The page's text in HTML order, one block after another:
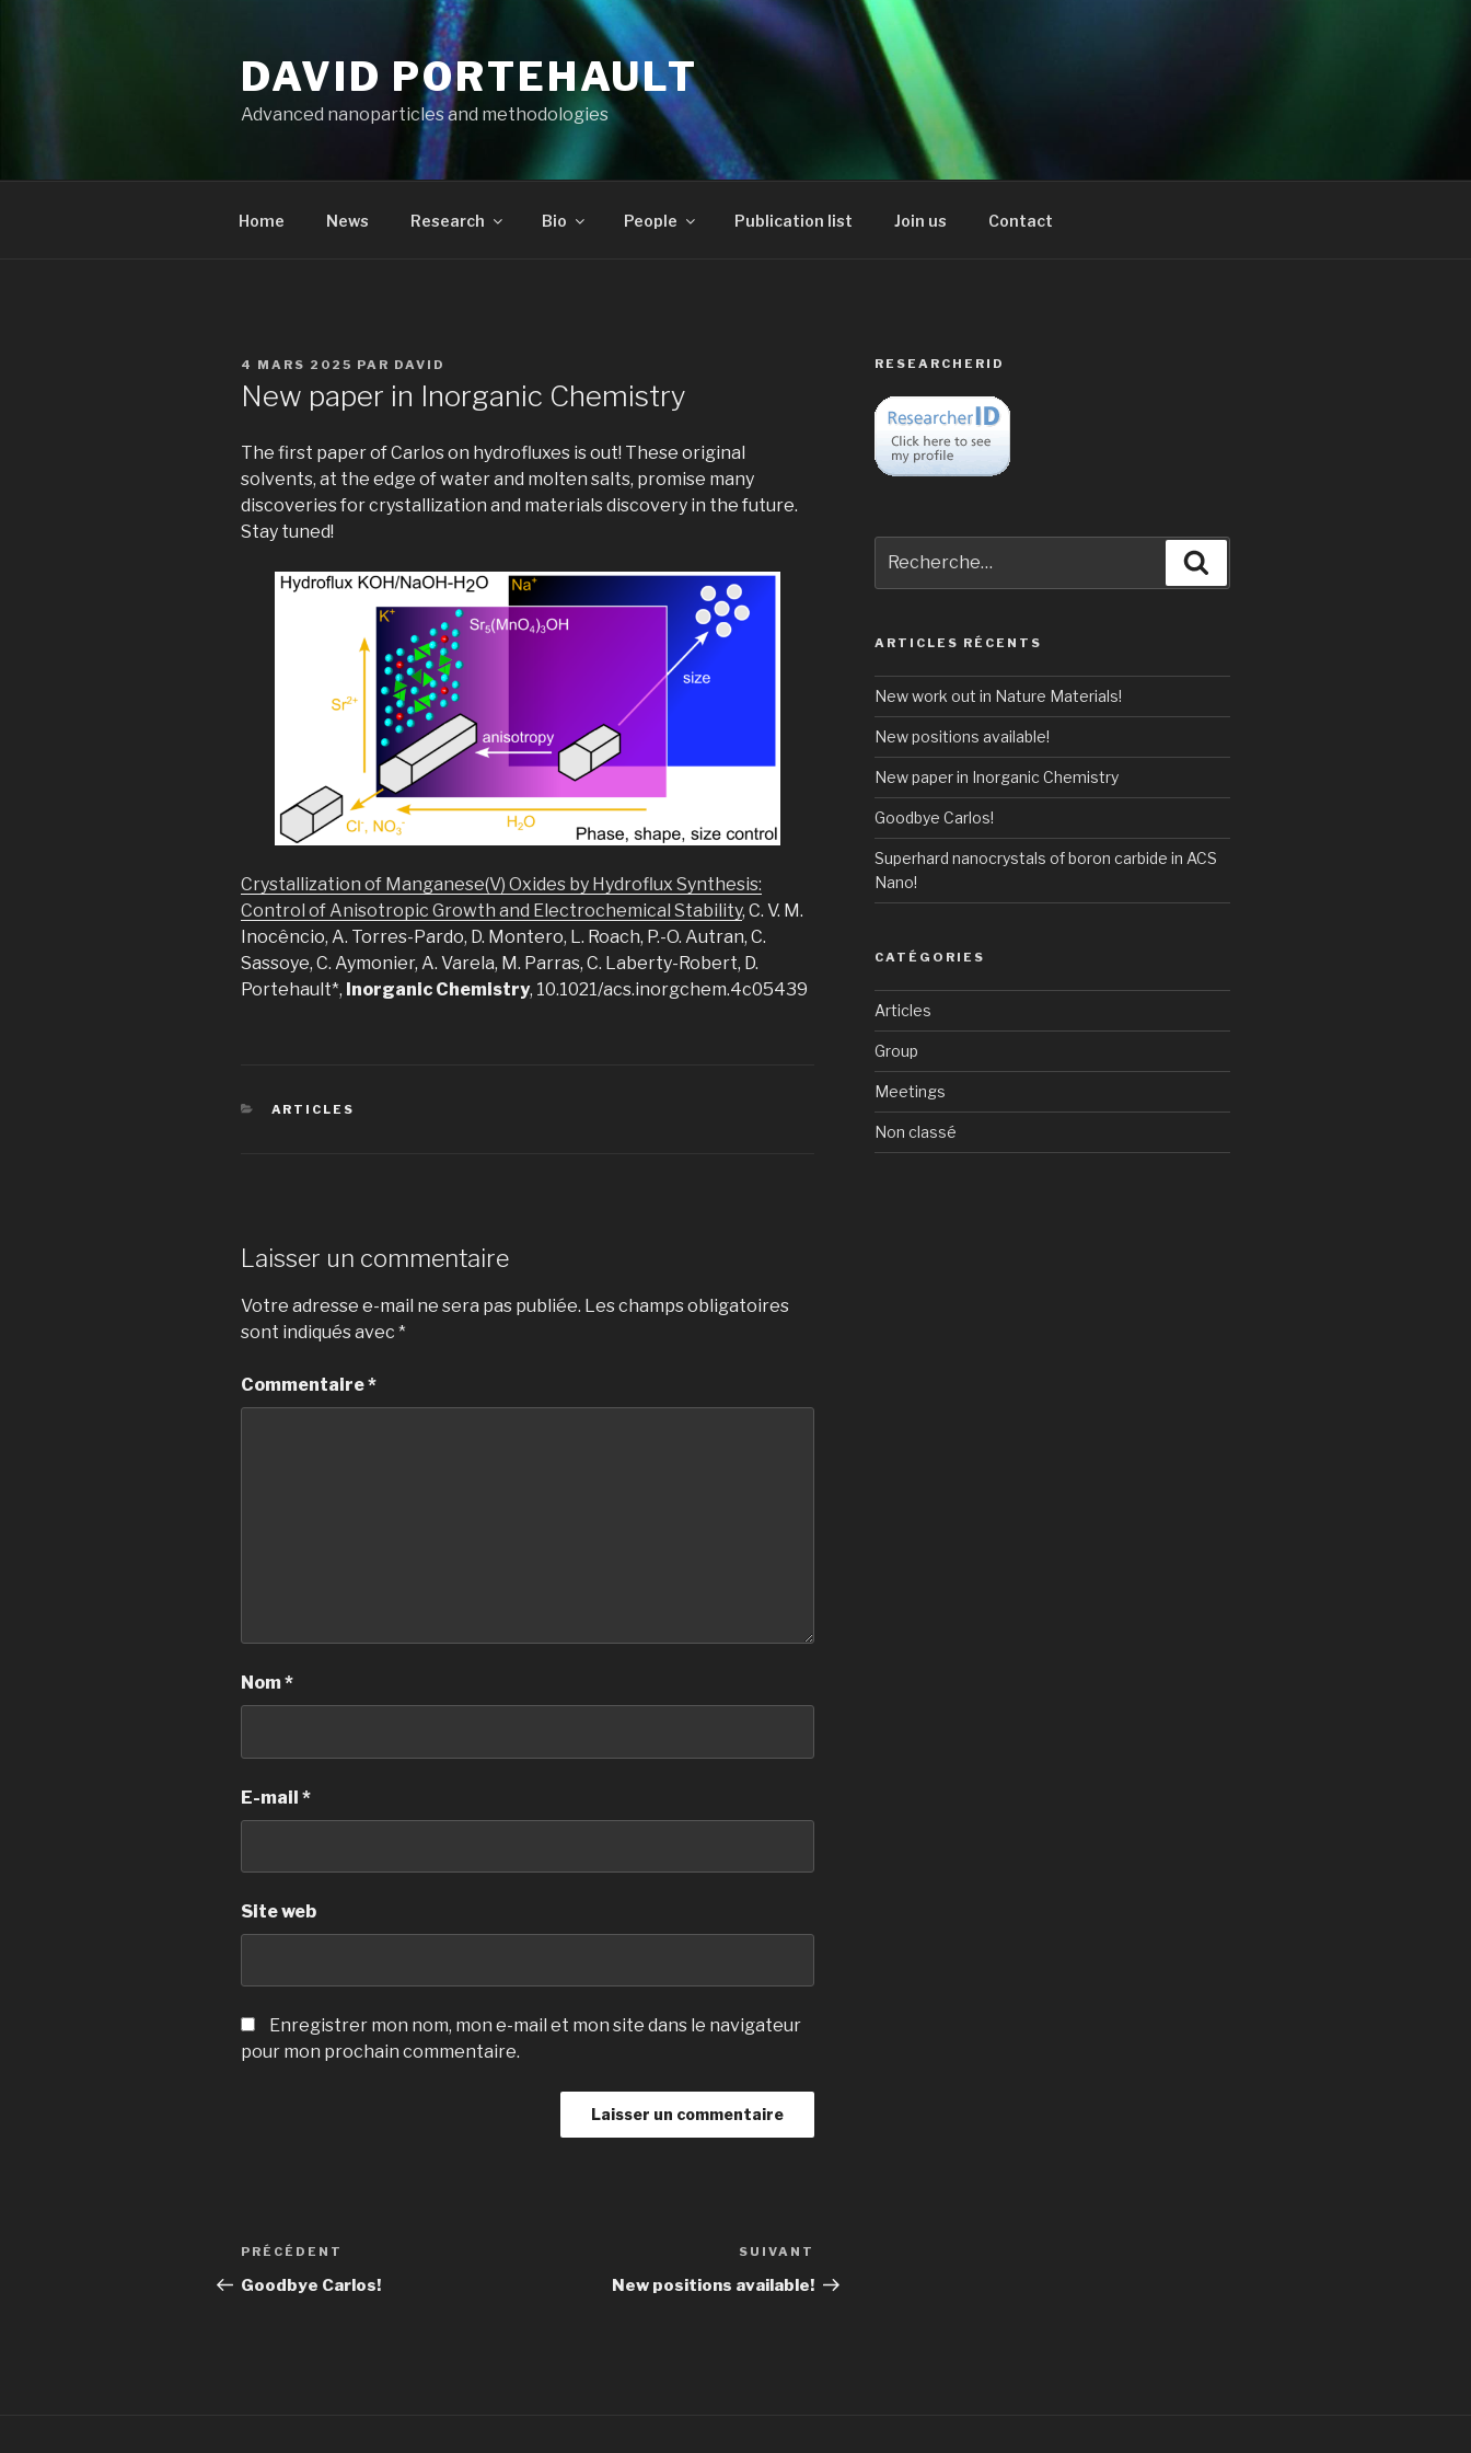
DAVID PORTEHAULT
Advanced nanoparticles and methodologies
Home News Research Bio People Publication list Join us Contact
PUBLIÉ
4 MARS 2025 PAR DAVID
New paper in Inorganic Chemistry
The first paper of Carlos on hydrofluxes is out! These original
solvents, at the edge of water and molten salts, promise many
discoveries for crystallization and materials discovery in the future.
Stay tuned!
Crystallization of Manganese(V) Oxides by Hydroflux Synthesis:
Control of Anisotropic Growth and Electrochemical Stability, C. V. M.
Inocêncio, A. Torres-Pardo, D. Montero, L. Roach, P.-O. Autran, C.
Sassoye, C. Aymonier, A. Varela, M. Parras, C. Laberty-Robert, D.
Portehault*, Inorganic Chemistry, 10.1021/acs.inorgchem.4c05439
CATÉGORIES
ARTICLES
Laisser un commentaire
Votre adresse e-mail ne sera pas publiée. Les champs obligatoires
sont indiqués avec *
Commentaire*
Nom*
E-mail *
Site web
Enregistrer mon nom, mon e-mail et mon site dans le navigateur
pour mon prochain commentaire.
Navigation
de
Article
précédent
PRÉCÉDENT
Goodbye Carlos!
suivant
SUIVANT
New positions available!
RESEARCHERID
pour
:
ARTICLES RÉCENTS
New work out in Nature Materials!
New positions available!
New paper in Inorganic Chemistry
Goodbye Carlos!
Superhard nanocrystals of boron carbide in ACS
Nano!
CATÉGORIES
Articles
Group
Meetings
Non classé